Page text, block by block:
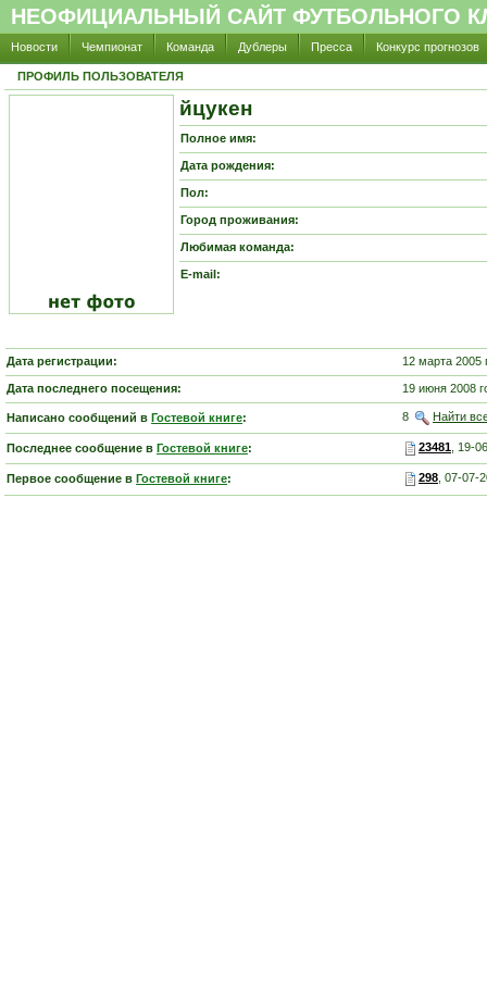
НЕОФИЦИАЛЬНЫЙ САЙТ ФУТБОЛЬНОГО
Новости Чемпионат Команда Дублеры Пресса Конкурс прогнозов
ПРОФИЛЬ ПОЛЬЗОВАТЕЛЯ
йцукен
Полное имя:
Дата рождения:
Пол:
Город проживания:
Любимая команда:
E-mail:
Дата регистрации: 12 марта 2005
Дата последнего посещения: 19 июня 2008
Написано сообщений в Гостевой книге: 8 Найти
Последнее сообщение в Гостевой книге: 23481, 19-
Первое сообщение в Гостевой книге: 298, 07-07-